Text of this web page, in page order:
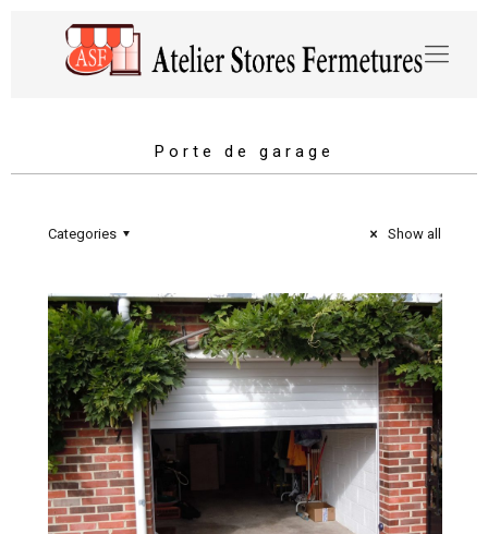
Porte de garage
Categories Show all